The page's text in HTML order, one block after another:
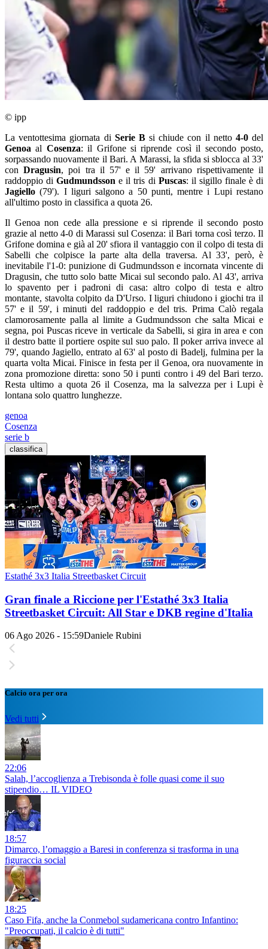
© ipp
La ventottesima giornata di Serie Bsi chiude con il netto 4-0del
Genoa al Cosenza: il Grifone si riprende così il secondo posto,
sorpassando nuovamente il Bari. A Marassi, la sfida si sblocca al 33'
conDragusin, poi tra il 57' e il 59' arrivano rispettivamente il
raddoppio diGudmundsson e il tris di Puscas: il sigillo finale è di
Jagiello (79'). I liguri salgono a 50 punti, mentre i Lupi restano
all'ultimo posto in classifica a quota 26.
Il Genoa non cede alla pressione e si riprende il secondo posto
grazie al netto 4-0 di Marassi sul Cosenza: il Bari torna così terzo. Il
Grifone domina e già al 20' sfiora il vantaggio con il colpo di testa di
Sabelli che colpisce la parte alta della traversa. Al 33', però, è
inevitabile l'1-0: punizione di Gudmundsson e incornata vincente di
Dragusin, che tutto solo batte Micai sul secondo palo. Al 43', arriva
lo spavento per i padroni di casa: altro colpo di testa e altro
montante, stavolta colpito da D'Urso. I liguri chiudono i giochi tra il
57' e il 59', i minuti del raddoppio e del tris. Prima Calò regala
clamorosamente palla al limite a Gudmundsson che salta Micai e
segna, poi Puscas riceve in verticale da Sabelli, si gira in area e con
il destro batte il portiere ospite sul suo palo. Il poker arriva invece al
79', quando Jagiello, entrato al 63' al posto di Badelj, fulmina per la
quarta volta Micai. Finisce in festa per il Genoa, ora nuovamente in
zona promozione diretta: sono 50 i punti contro i 49 del Bari terzo.
Resta ultimo a quota 26 il Cosenza, ma la salvezza per i Lupi è
lontana solo quattro lunghezze.
genoa
Cosenza
serie b
classifica
Estathé 3x3 Italia Streetbasket Circuit
Gran finale a Riccione per l'Estathé 3x3 Italia
Streetbasket Circuit: All Star e DKB regine d'Italia
06 Ago 2026 - 15:59Daniele Rubini
Calcio ora per ora
Vedi tutti
22:06
Salah, l’accoglienza a Trebisonda è folle quasi come il suo
stipendio… IL VIDEO
18:57
Dimarco, l’omaggio a Baresi in conferenza si trasforma in una
figuraccia social
18:25
Caso Fifa, anche la Conmebol sudamericana contro Infantino:
"Preoccupati, il calcio è di tutti"